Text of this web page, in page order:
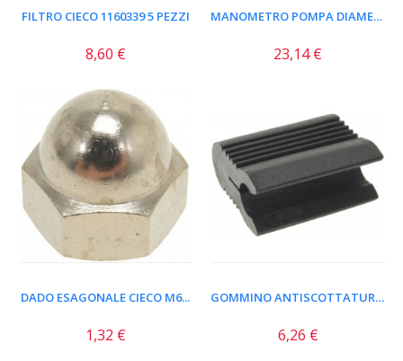
FILTRO CIECO 1160339 5 PEZZI
8,60 €
MANOMETRO POMPA DIAMETRO 40...
23,14 €
DADO ESAGONALE CIECO M6...
1,32 €
GOMMINO ANTISCOTTATURA TUBI...
6,26 €